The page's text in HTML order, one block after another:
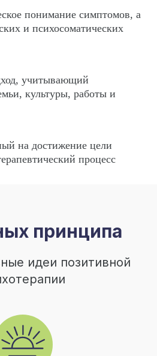
понимание симптомов, а
и психосоматических
учитывающий
культуры, работы и
на достижение цели
процесс
принципа
идеи позитивной